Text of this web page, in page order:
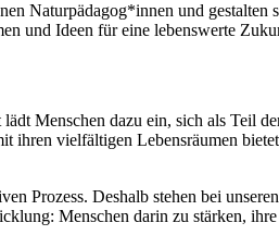
Naturpädagog*innen und
und Ideen für eine lebenswerte
Menschen dazu ein, sich als Teil
ihren vielfältigen Lebensräumen
Prozess. Deshalb stehen bei
Menschen darin zu stärken,